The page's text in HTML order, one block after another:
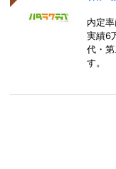
内定
実績6
代・
す。